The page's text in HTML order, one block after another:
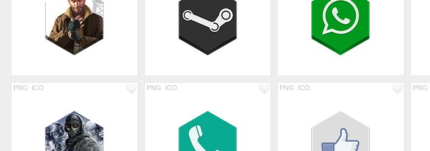
PNG ICO PNG ICO PNG ICO PNG